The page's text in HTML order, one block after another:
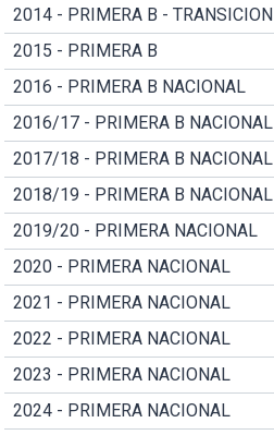
2014 - PRIMERA B - TRANSICION
2015 - PRIMERA B
2016 - PRIMERA B NACIONAL
2016/17 - PRIMERA B NACIONAL
2017/18 - PRIMERA B NACIONAL
2018/19 - PRIMERA B NACIONAL
2019/20 - PRIMERA NACIONAL
2020 - PRIMERA NACIONAL
2021 - PRIMERA NACIONAL
2022 - PRIMERA NACIONAL
2023 - PRIMERA NACIONAL
2024 - PRIMERA NACIONAL